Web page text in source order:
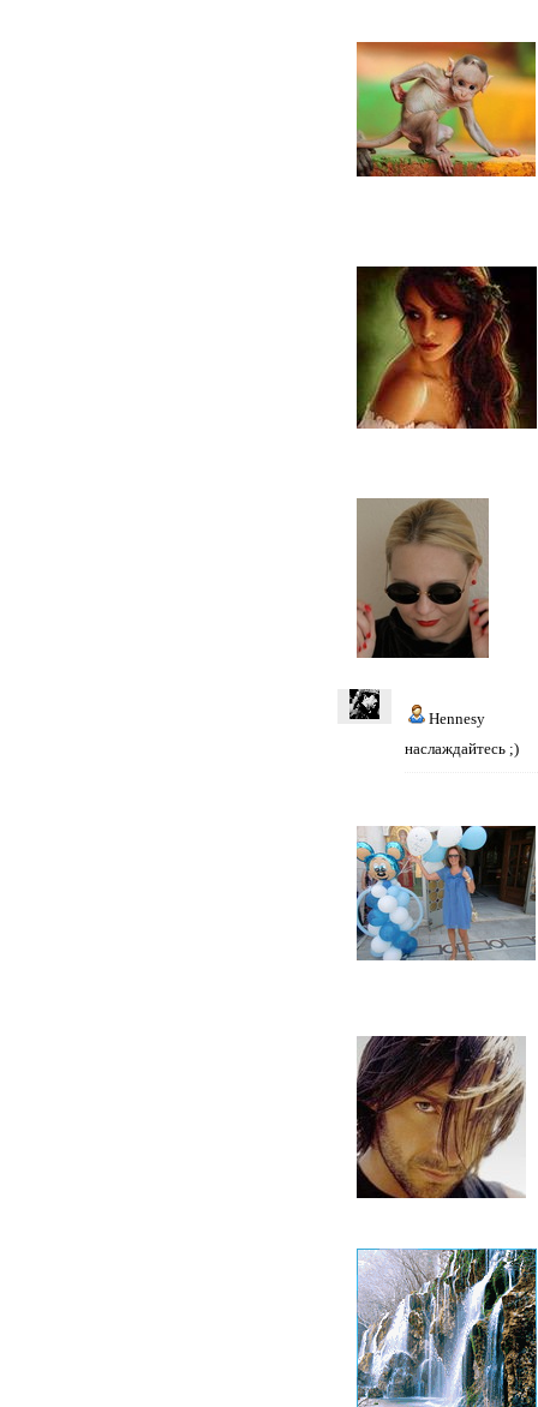
Hennesy
наслаждайтесь ;)